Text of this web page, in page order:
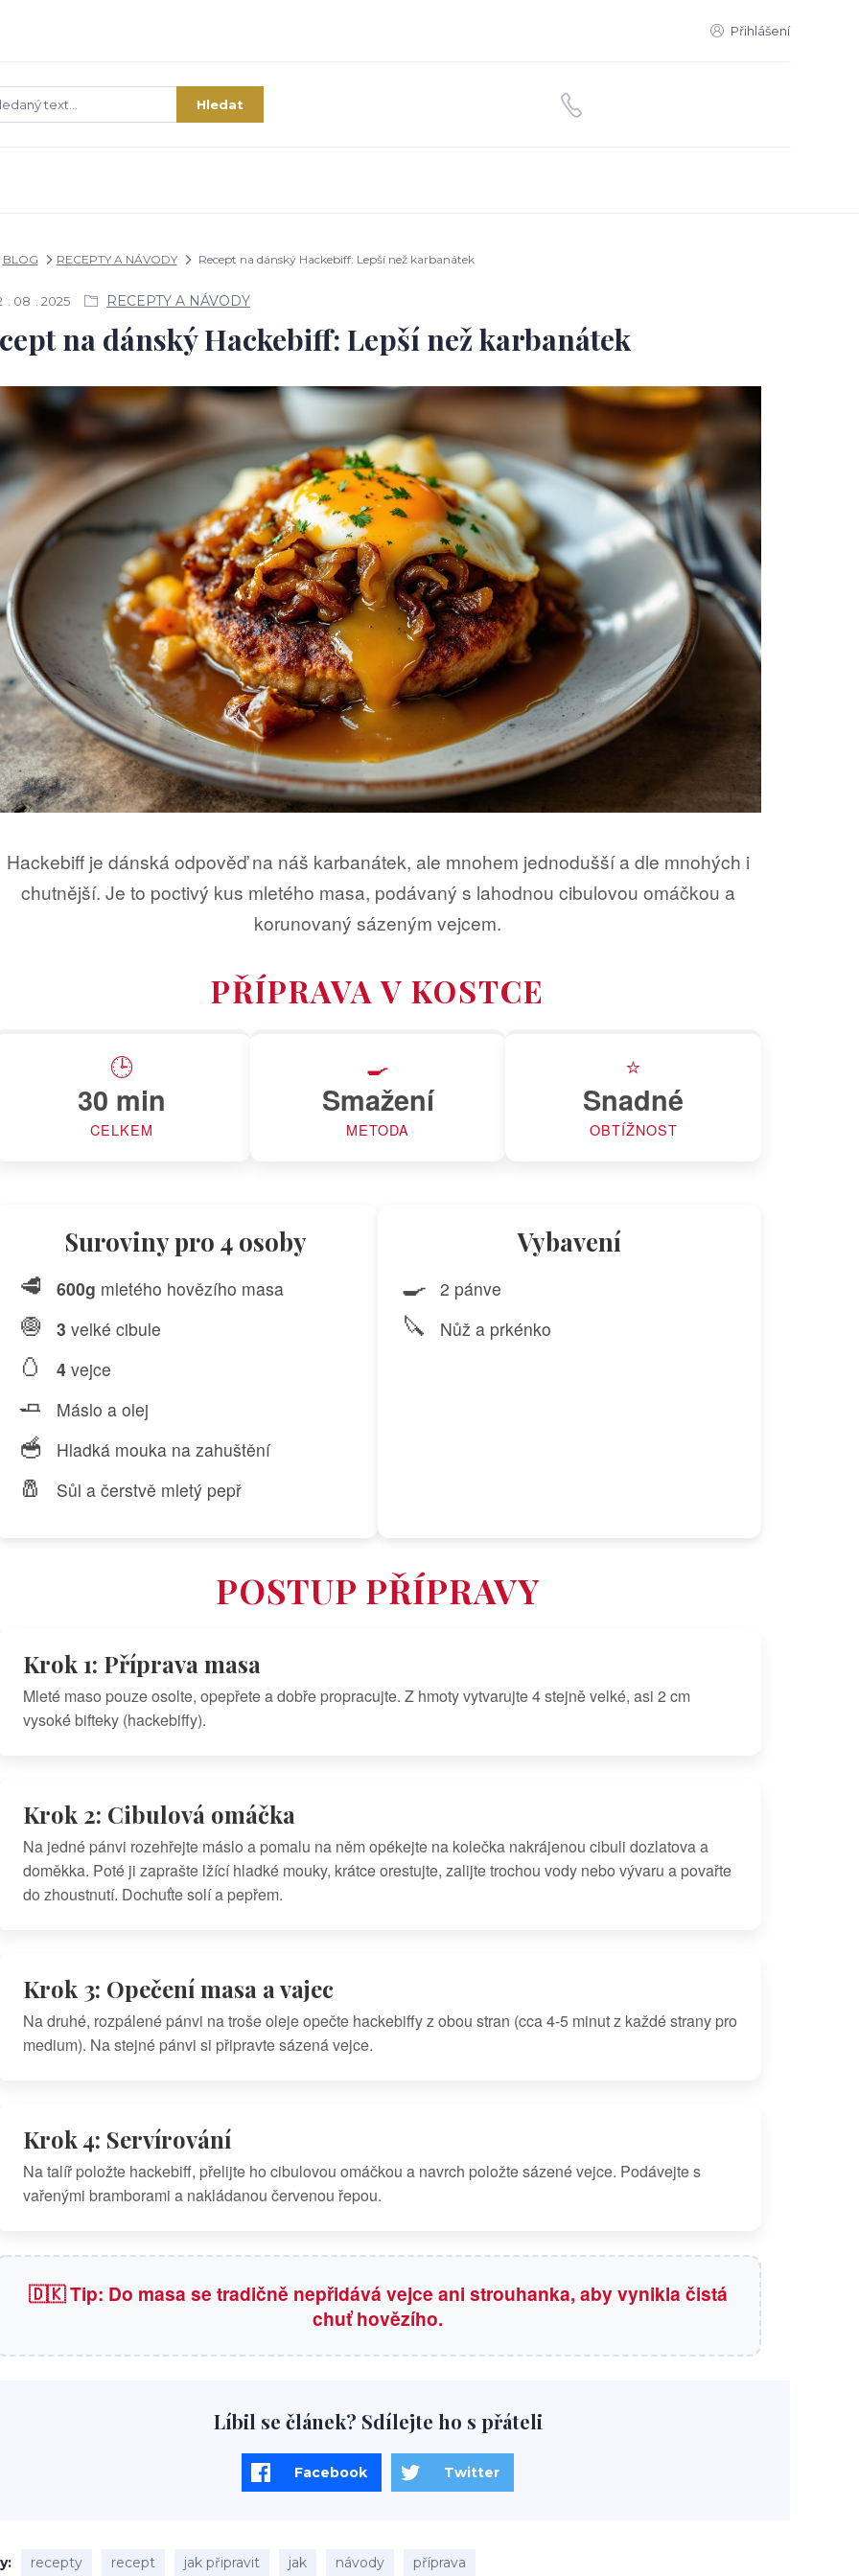
Přihlášení
Hledat
BLOG RECEPTY A NÁVODY Recept na dánský Hackebiff: Lepší než karbanátek
08 2025 RECEPTY A NÁVODY
na dánský Hackebiff: Lepší než karbanátek
Hackebiff je dánská odpověď na náš karbanátek, ale mnohem jednodušší a dle mnohých i
chutnější. Je to poctivý kus mletého masa, podávaný s lahodnou cibulovou omáčkou a
korunovaný sázeným vejcem.
PŘÍPRAVA V KOSTCE
🕒
30 min
CELKEM
🍳
Smažení
METODA
⭐
Snadné
OBTÍŽNOST
Suroviny pro 4 osoby
🥩 600g mletého hovězího masa
🧅 3 velké cibule
🥚 4 vejce
🧈 Máslo a olej
🥣 Hladká mouka na zahuštění
🧂 Sůl a čerstvě mletý pepř
Vybavení
🍳 2 pánve
🔪 Nůž a prkénko
POSTUP PŘÍPRAVY
Krok 1: Příprava masa
Mleté maso pouze osolte, opepřete a dobře propracujte. Z hmoty vytvarujte 4 stejně velké, asi 2 cm
vysoké bifteky (hackebiffy).
Krok 2: Cibulová omáčka
Na jedné pánvi rozehřejte máslo a pomalu na něm opékejte na kolečka nakrájenou cibuli dozlatova a
doměkka. Poté ji zaprašte lžící hladké mouky, krátce orestujte, zalijte trochou vody nebo vývaru a povařte
do zhoustnutí. Dochuťte solí a pepřem.
Krok 3: Opečení masa a vajec
Na druhé, rozpálené pánvi na troše oleje opečte hackebiffy z obou stran (cca 4-5 minut z každé strany pro
medium). Na stejné pánvi si připravte sázená vejce.
Krok 4: Servírování
Na talíř položte hackebiff, přelijte ho cibulovou omáčkou a navrch položte sázené vejce. Podávejte s
vařenými bramborami a nakládanou červenou řepou.
🇩🇰 Tip: Do masa se tradičně nepřidává vejce ani strouhanka, aby vynikla čistá
chuť hovězího.
Líbil se článek? Sdílejte ho s přáteli
Facebook Twitter
recepty recept jak připravit jak návody příprava